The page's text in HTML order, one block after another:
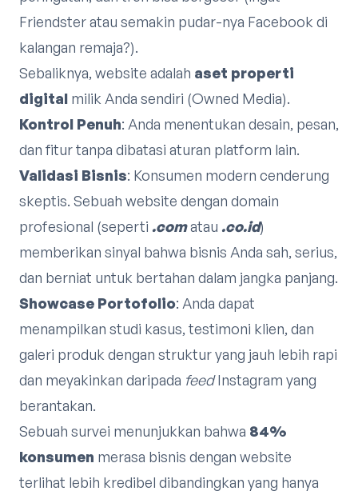
Friendster atau semakin pudar-nya Facebook di
kalangan remaja?).
Sebaliknya, website adalah aset properti
digital milik Anda sendiri (Owned Media).
Kontrol Penuh: Anda menentukan desain, pesan,
dan fitur tanpa dibatasi aturan platform lain.
Validasi Bisnis: Konsumen modern cenderung
skeptis. Sebuah website dengan domain
profesional (seperti .comatau .co.id)
memberikan sinyal bahwa bisnis Anda sah, serius,
dan berniat untuk bertahan dalam jangka panjang.
Showcase Portofolio: Anda dapat
menampilkan studi kasus, testimoni klien, dan
galeri produk dengan struktur yang jauh lebih rapi
dan meyakinkan daripada feedInstagram yang
berantakan.
Sebuah survei menunjukkan bahwa 84%
konsumen merasa bisnis dengan website
terlihat lebih kredibel dibandingkan yang hanya